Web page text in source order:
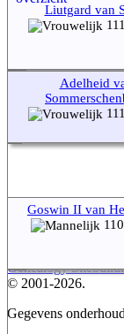
Liutgard van
Adelheid
Goswin II van
Deze site werd
Genealogy
© 2001-2026.
Gegevens